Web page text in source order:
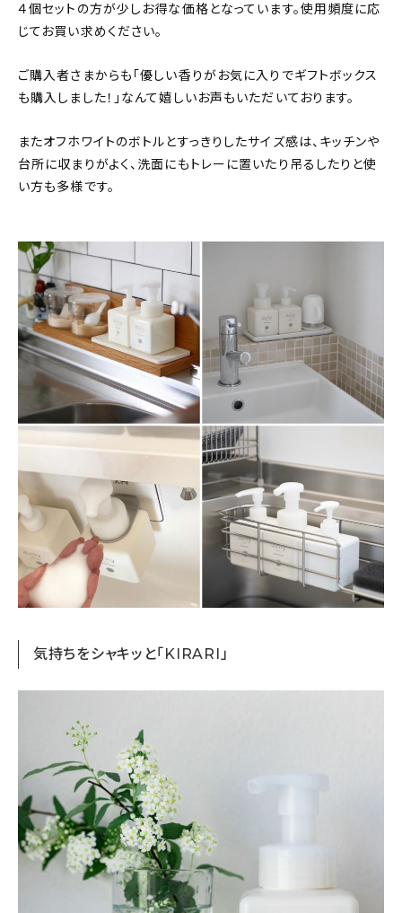
４個セットの方が少しお得な価格となっています。使用頻度に応
じてお買い求めください。
ご購入者さまからも「優しい香りがお気に入りでギフトボックス
も購入しました！」なんて嬉しいお声もいただいております。
またオフホワイトのボトルとすっきりしたサイズ感は、キッチンや
台所に収まりがよく、洗面にもトレーに置いたり吊るしたりと使
い方も多様です。
気持ちをシャキッと「KIRARI」